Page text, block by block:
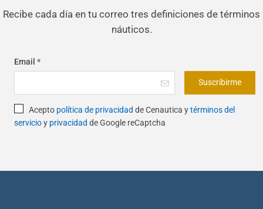
Recibe cada día en tu correo tres definiciones de términos
náuticos.
Email *
Suscribirme
Acepto política de privacidad de Cenautica ytérminos del
servicioy privacidad de Google reCaptcha